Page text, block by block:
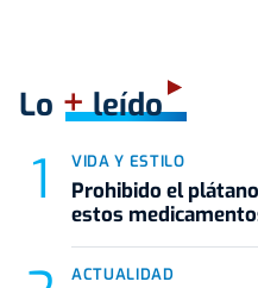
Lo +leído
VIDA Y ESTILO
Prohibido el
estos
ACTUALIDAD